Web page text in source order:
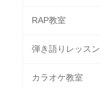
RAP教室
弾き語りレッスン
カラオケ教室